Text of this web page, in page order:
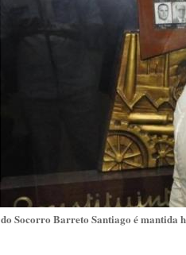
Socorro Barreto Santiago é mantida